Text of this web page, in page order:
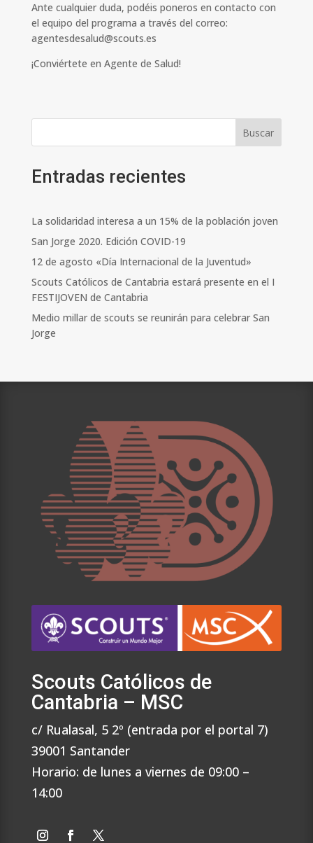
Ante cualquier duda, podéis poneros en contacto con
el equipo del programa a través del correo:
agentesdesalud@scouts.es
¡Conviértete en Agente de Salud!
Buscar
Entradas recientes
La solidaridad interesa a un 15% de la población joven
San Jorge 2020. Edición COVID-19
12 de agosto «Día Internacional de la Juventud»
Scouts Católicos de Cantabria estará presente en el I
FESTIJOVEN de Cantabria
Medio millar de scouts se reunirán para celebrar San
Jorge
Scouts Católicos de
Cantabria – MSC
c/ Rualasal, 5 2º (entrada por el portal 7)
39001 Santander
Horario: de lunes a viernes de 09:00 –
14:00